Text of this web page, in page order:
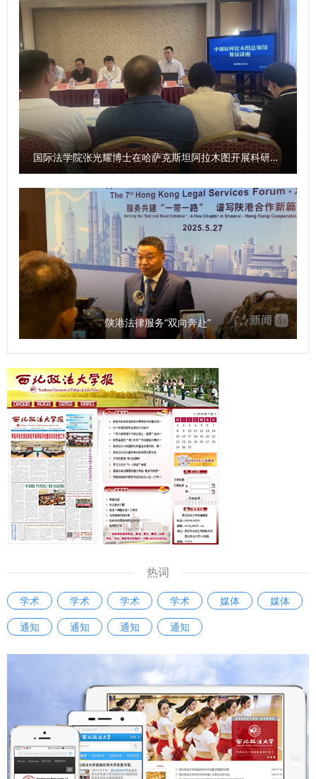
如新时代“为烈士寻亲”志愿者所践行的，每一位英烈的故事都
值得被铭记，每一种崇高精神都需要被传承。 活动最后，全
场师生起立齐声高唱《歌唱祖国》，将现场气氛推向高潮。此
次巡讲不仅是一堂生动的“大思政课”，更是一次深刻的精神洗
礼。同学们纷纷表示，将以此次活动为契机，把爱国情、强国
志、报国行融入日常学习生活，在新时代新征程中勇担使命、
砥砺前行，用青春笔墨书写属于这一代人的华彩篇章，为实现
中华民族伟大复兴的中国梦贡献西法大青春力量。 党委宣传
部、学工部（学生处）相关负责人及各学院350余名师生代表
参加活动。 （供稿：党委宣传部 撰稿：潘明路 审核：燕福
国际法学院张光耀博士在哈萨克斯坦阿拉木图开展科研与社会服务活动
陕港法律服务“双向奔赴”
热词
学术 学术 学术 学术 媒体
媒体
通知
通知 通知 通知